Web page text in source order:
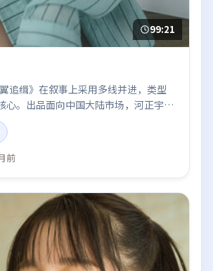
99:21
追缉》在叙事上采用多线并进，类型
心。出品面向中国大陆市场，河正宇、
王景春所饰角色推动关键反转，结尾留
前